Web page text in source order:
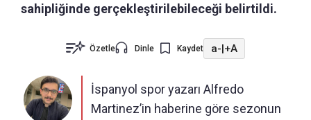
sahipliğinde gerçekleştirilebileceği belirtildi.
Özetle Dinle Kaydet a-|+A
İspanyol spor yazarı Alfredo
Martinez’in haberine göre sezonun